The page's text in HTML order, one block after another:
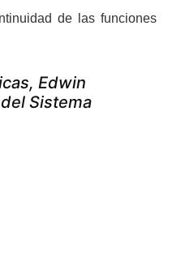
de las funciones
Edwin
Sistema